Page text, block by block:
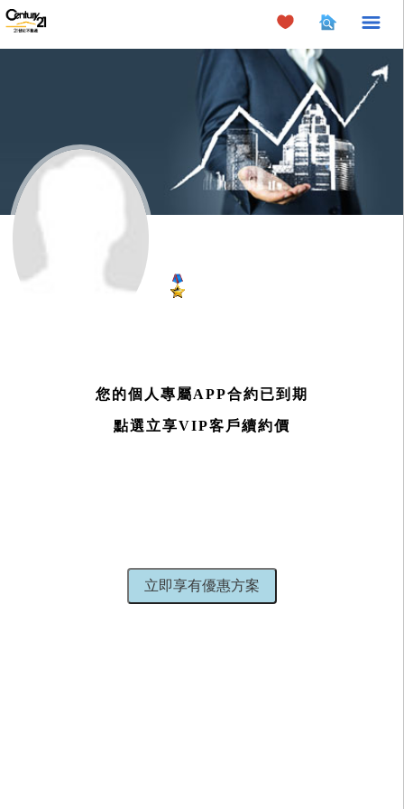
×
您的個人專屬APP合約已到期
點選立享VIP客戶續約價